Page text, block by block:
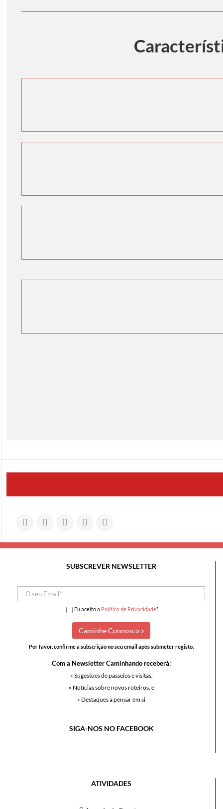
SUBSCREVER NEWSLETTER
Eu aceito a Política de Privacidade*
Por favor, confirme a subscrição no seu email após submeter registo.
Com a Newsletter Caminhando receberá:
» Sugestões de passeios e visitas,
» Notícias sobre novos roteiros, e
» Destaques a pensar em si
SIGA-NOS NO FACEBOOK
ATIVIDADES